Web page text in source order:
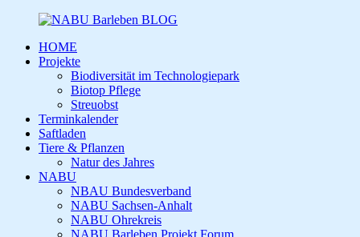
HOME
Projekte
Biodiversität im Technologiepark
Biotop Pflege
Streuobst
Terminkalender
Saftladen
Tiere & Pflanzen
Natur des Jahres
NABU
NBAU Bundesverband
NABU Sachsen-Anhalt
NABU Ohrekreis
NABU Barleben Projekt Forum